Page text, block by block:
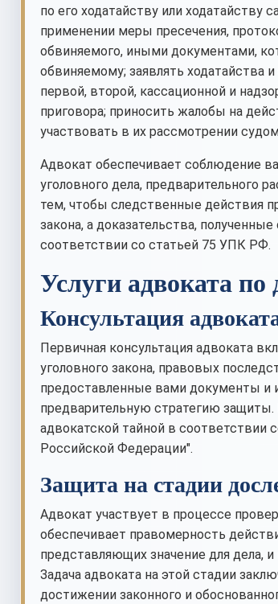
по его ходатайству или ходатайству
применении меры пресечения,
обвиняемого, иными документами,
обвиняемому; заявлять ходатайства
первой, второй, кассационной и
приговора; приносить жалобы на
участвовать в их рассмотрении
Адвокат обеспечивает соблюдение
уголовного дела, предварительного
тем, чтобы следственные действия
закона, а доказательства,
соответствии со статьей 75 УПК РФ.
Услуги адвоката
Консультация
Первичная консультация адвоката
уголовного закона, правовых
предоставленные вами документы и
предварительную стратегию
адвокатской тайной в соответствии
Российской Федерации".
Защита на стадии
Адвокат участвует в процессе
обеспечивает правомерность
представляющих значение для дела,
Задача адвоката на этой стадии
достижении законного и